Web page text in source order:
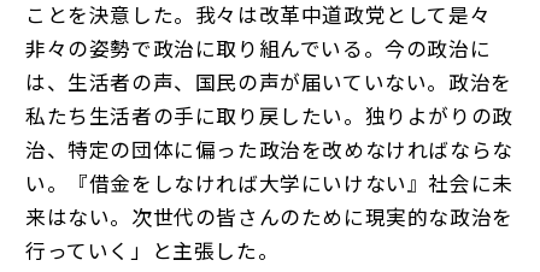
ことを決意した。我々は改革中道政党として是々
非々の姿勢で政治に取り組んでいる。今の政治に
は、生活者の声、国民の声が届いていない。政治を
私たち生活者の手に取り戻したい。独りよがりの政
治、特定の団体に偏った政治を改めなければならな
い。『借金をしなければ大学にいけない』社会に未
来はない。次世代の皆さんのために現実的な政治を
行っていく」と主張した。